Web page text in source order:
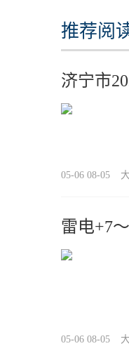
推荐阅
济宁市
05-06 08-05
雷电+7
05-06 08-05